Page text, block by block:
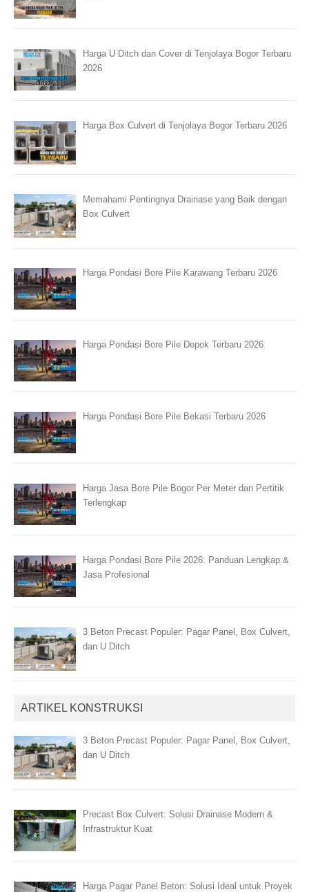
Harga U Ditch dan Cover di Tenjolaya Bogor Terbaru
2026
Harga Box Culvert di Tenjolaya Bogor Terbaru 2026
Memahami Pentingnya Drainase yang Baik dengan
Box Culvert
Harga Pondasi Bore Pile Karawang Terbaru 2026
Harga Pondasi Bore Pile Depok Terbaru 2026
Harga Pondasi Bore Pile Bekasi Terbaru 2026
Harga Jasa Bore Pile Bogor Per Meter dan Pertitik
Terlengkap
Harga Pondasi Bore Pile 2026: Panduan Lengkap &
Jasa Profesional
3 Beton Precast Populer: Pagar Panel, Box Culvert,
dan U Ditch
ARTIKEL KONSTRUKSI
3 Beton Precast Populer: Pagar Panel, Box Culvert,
dan U Ditch
Precast Box Culvert: Solusi Drainase Modern &
Infrastruktur Kuat
Harga Pagar Panel Beton: Solusi Ideal untuk Proyek